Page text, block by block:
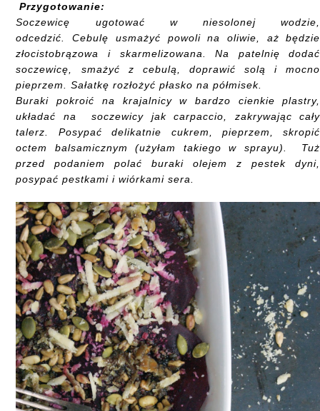
Przygotowanie:
Soczewicę ugotować w niesolonej wodzie,
odcedzić. Cebulę usmażyć powoli na oliwie, aż będzie
złocistobrązowa i skarmelizowana. Na patelnię dodać
soczewicę, smażyć z cebulą, doprawić solą i mocno
pieprzem. Sałatkę rozłożyć płasko na półmisek.
Buraki pokroić na krajalnicy w bardzo cienkie plastry,
układać na soczewicy jak carpaccio, zakrywając cały
talerz. Posypać delikatnie cukrem, pieprzem, skropić
octem balsamicznym (użyłam takiego w sprayu). Tuż
przed podaniem polać buraki olejem z pestek dyni,
posypać pestkami i wiórkami sera.